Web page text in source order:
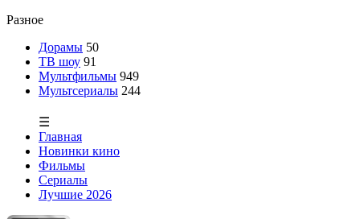
Разное
Дорамы 50
ТВ шоу 91
Мультфильмы 949
Мультсериалы 244
☰
Главная
Новинки кино
Фильмы
Сериалы
Лучшие 2026